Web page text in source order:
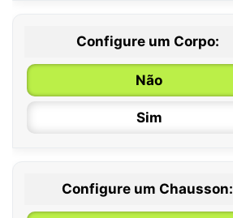
Configure um Corpo:
Não
Sim
0 / 6 meses
Configure um Chausson: